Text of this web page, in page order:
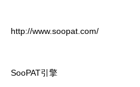
http://www.soopat.com/
SooPAT引擎